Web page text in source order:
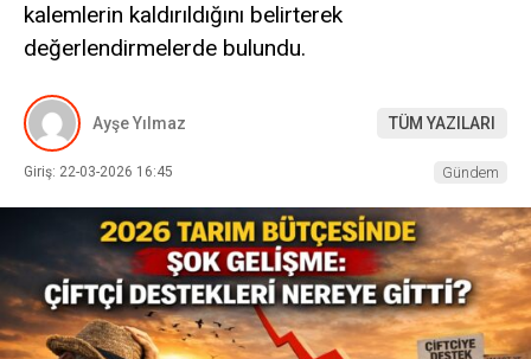
kalemlerin kaldırıldığını belirterek
değerlendirmelerde bulundu.
Ayşe Yılmaz TÜM YAZILARI
Giriş: 22-03-2026 16:45 Gündem